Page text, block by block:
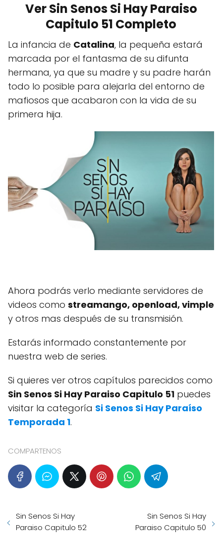
Ver Sin Senos Si Hay Paraiso
Capitulo 51 Completo
La infancia de Catalina, la pequeña estará
marcada por el fantasma de su difunta
hermana, ya que su madre y su padre harán
todo lo posible para alejarla del entorno de
mafiosos que acabaron con la vida de su
primera hija.
Ahora podrás verlo mediante servidores de
videos como streamango, openload, vimple
y otros mas después de su transmisión.
Estarás informado constantemente por
nuestra web de series.
Si quieres ver otros capítulos parecidos como
Sin Senos Si Hay Paraiso Capitulo 51 puedes
visitar la categoría Si Senos Si Hay Paraíso
Temporada 1.
COMPARTENOS
Sin Senos Si Hay
Paraiso Capitulo 52
Sin Senos Si Hay
Paraiso Capitulo 50